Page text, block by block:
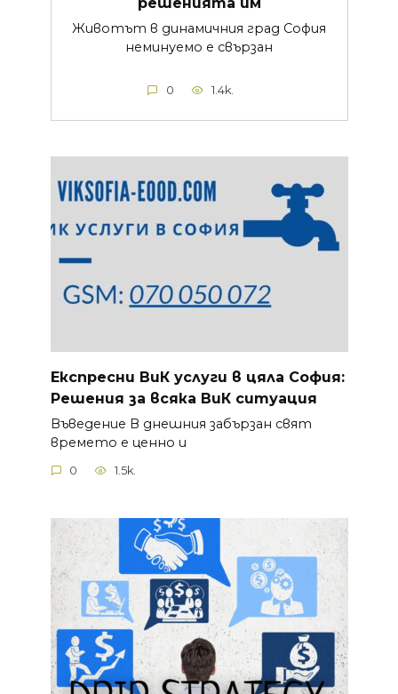
Животът в динамичния град София
неминуемо е свързан
0 1.4k.
Експресни ВиК услуги в цяла София:
Решения за всяка ВиК ситуация
Въведение В днешния забързан свят
времето е ценно и
0 1.5k.